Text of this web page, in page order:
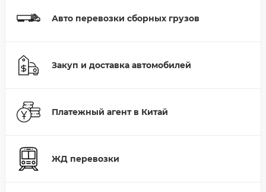
Авто перевозки сборных грузов
Закуп и доставка автомобилей
Платежный агент в Китай
ЖД перевозки